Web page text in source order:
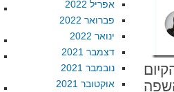
אפריל 2022
פברואר 2022
ינואר 2022
דצמבר 2021
נובמבר 2021
אוקטובר 2021